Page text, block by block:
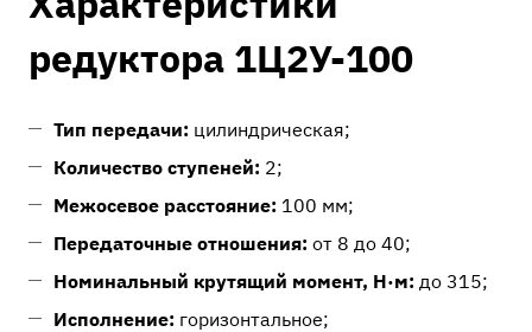
редуктора 1Ц2У-100
Тип передачи: цилиндрическая;
Количество ступеней: 2;
Межосевое расстояние: 100 мм;
Передаточные отношения: от 8 до 40;
Номинальный крутящий момент, Н·м: до 315;
Исполнение: горизонтальное;